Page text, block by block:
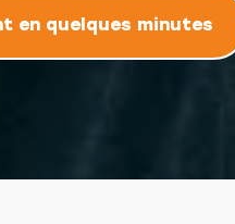
en quelques minutes